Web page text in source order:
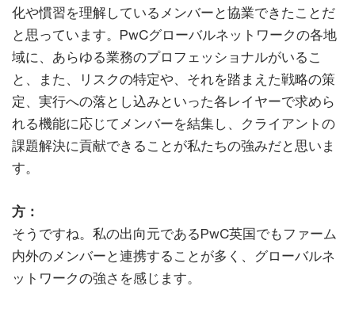
化や慣習を理解しているメンバーと協業できたことだ
と思っています。PwCグローバルネットワークの各地
域に、あらゆる業務のプロフェッショナルがいるこ
と、また、リスクの特定や、それを踏まえた戦略の策
定、実行への落とし込みといった各レイヤーで求めら
れる機能に応じてメンバーを結集し、クライアントの
課題解決に貢献できることが私たちの強みだと思いま
す。
方：
そうですね。私の出向元であるPwC英国でもファーム
内外のメンバーと連携することが多く、グローバルネ
ットワークの強さを感じます。